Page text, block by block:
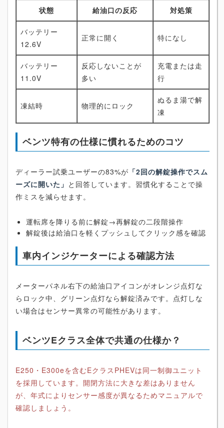
状態 給油口の反応 対処策
バッテリー
12.6V
正常に開く 特になし
バッテリー
11.0V
反応しないことが
多い
充電または走
行
凍結時 物理的にロック
ぬるま湯で解
凍
ベンツ特有の仕様に慣れるためのコツ
ディーラー試乗ユーザーの83%が 「2回の解錠操作でスム
ーズに開いた」 と回答しています。習慣化することで操
作ミスを減らせます。
運転席を降りる前に解錠→再解錠の二段階操作
解錠後は給油口を軽くプッシュしてクリック感を確認
車内インジケーターによる確認方法
メーターパネル右下の給油口アイコンがオレンジ点灯な
らロック中、グリーン点灯なら解錠済みです。点灯しな
い場合はセンサー異常の可能性があります。
ベンツEクラス全体で共通の仕様か？
E250・E300eを含むEクラスPHEVは同一制御ユニット
を採用しています。開閉方法に大きな差はありません
が、年式によりセンサー感度が異なるためマニュアルで
確認しましょう。